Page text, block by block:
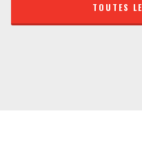
TOUTES